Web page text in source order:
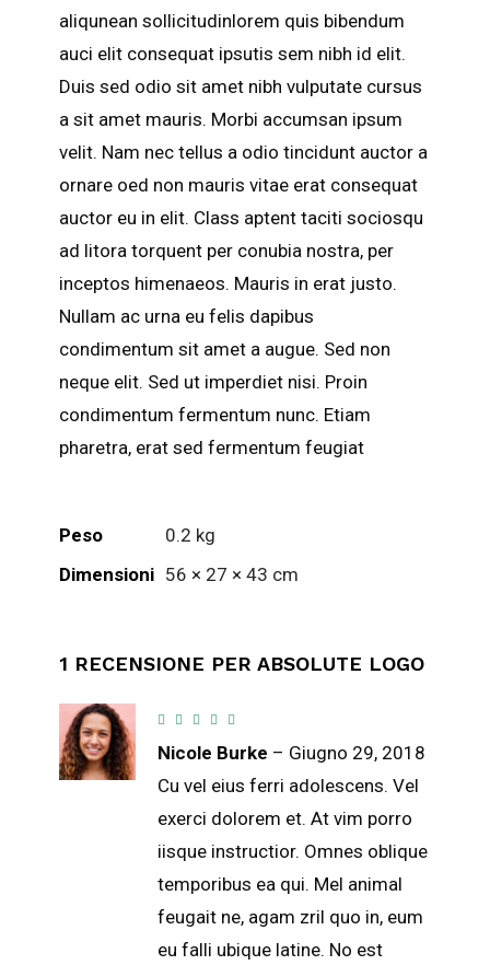
aliqunean sollicitudinlorem quis bibendum
auci elit consequat ipsutis sem nibh id elit.
Duis sed odio sit amet nibh vulputate cursus
a sit amet mauris. Morbi accumsan ipsum
velit. Nam nec tellus a odio tincidunt auctor a
ornare oed non mauris vitae erat consequat
auctor eu in elit. Class aptent taciti sociosqu
ad litora torquent per conubia nostra, per
inceptos himenaeos. Mauris in erat justo.
Nullam ac urna eu felis dapibus
condimentum sit amet a augue. Sed non
neque elit. Sed ut imperdiet nisi. Proin
condimentum fermentum nunc. Etiam
pharetra, erat sed fermentum feugiat
Peso
0.2 kg
Dimensioni 56 × 27 × 43 cm
1 RECENSIONE PER ABSOLUTE LOGO
5
Nicole Burke – Giugno 29, 2018
Cu vel eius ferri adolescens. Vel
exerci dolorem et. At vim porro
iisque instructior. Omnes oblique
temporibus ea qui. Mel animal
feugait ne, agam zril quo in, eum
eu falli ubique latine. No est